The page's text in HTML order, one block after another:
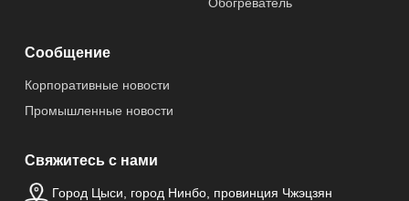
Сообщение
Корпоративные новости
Промышленные новости
Свяжитесь с нами
Город Цыси, город Нинбо, провинция Чжэцзян